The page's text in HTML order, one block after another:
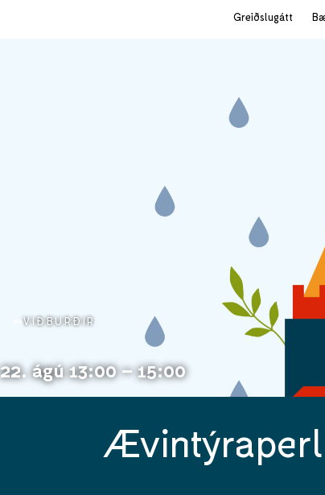
Greiðslugátt
VIÐBURÐIR
22. ágú 13:00 – 15:00
Ævintýraperl